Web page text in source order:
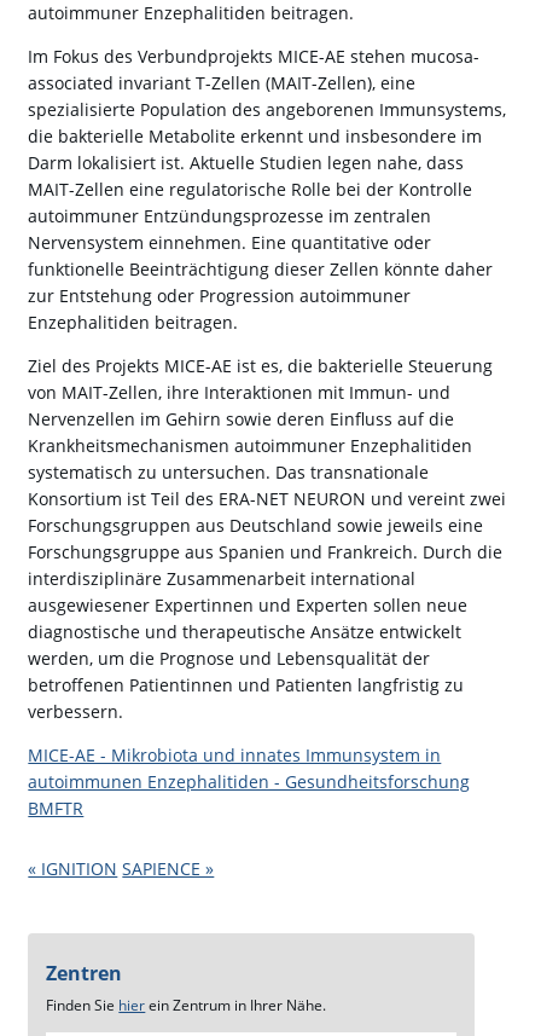
autoimmuner Enzephalitiden beitragen.
Im Fokus des Verbundprojekts MICE-AE stehen mucosa-
associated invariant T-Zellen (MAIT-Zellen), eine
spezialisierte Population des angeborenen Immunsystems,
die bakterielle Metabolite erkennt und insbesondere im
Darm lokalisiert ist. Aktuelle Studien legen nahe, dass
MAIT-Zellen eine regulatorische Rolle bei der Kontrolle
autoimmuner Entzündungsprozesse im zentralen
Nervensystem einnehmen. Eine quantitative oder
funktionelle Beeinträchtigung dieser Zellen könnte daher
zur Entstehung oder Progression autoimmuner
Enzephalitiden beitragen.
Ziel des Projekts MICE-AE ist es, die bakterielle Steuerung
von MAIT-Zellen, ihre Interaktionen mit Immun- und
Nervenzellen im Gehirn sowie deren Einfluss auf die
Krankheitsmechanismen autoimmuner Enzephalitiden
systematisch zu untersuchen. Das transnationale
Konsortium ist Teil des ERA-NET NEURON und vereint zwei
Forschungsgruppen aus Deutschland sowie jeweils eine
Forschungsgruppe aus Spanien und Frankreich. Durch die
interdisziplinäre Zusammenarbeit international
ausgewiesener Expertinnen und Experten sollen neue
diagnostische und therapeutische Ansätze entwickelt
werden, um die Prognose und Lebensqualität der
betroffenen Patientinnen und Patienten langfristig zu
verbessern.
MICE-AE - Mikrobiota und innates Immunsystem in
autoimmunen Enzephalitiden - Gesundheitsforschung
BMFTR
« IGNITION SAPIENCE »
Zentren
Finden Sie hierein Zentrum in Ihrer Nähe.